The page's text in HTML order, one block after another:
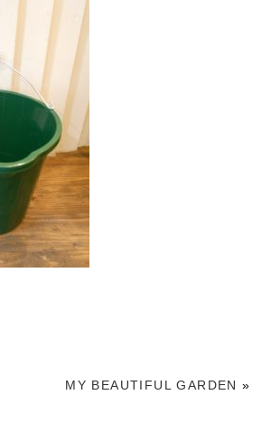
MY BEAUTIFUL GARDEN »